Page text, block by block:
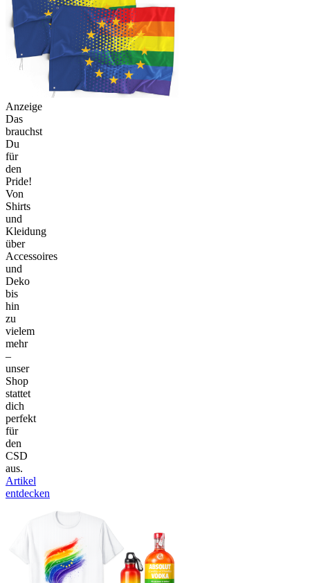
Anzeige
Das
brauchst
Du
für
den
Pride!
Von
Shirts
und
Kleidung
über
Accessoires
und
Deko
bis
hin
zu
vielem
mehr
–
unser
Shop
stattet
dich
perfekt
für
den
CSD
aus.
Artikel
entdecken